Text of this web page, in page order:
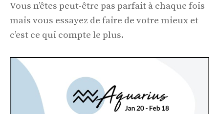
Vous n’êtes peut-être pas parfait à chaque fois
mais vous essayez de faire de votre mieux et
c’est ce qui compte le plus.